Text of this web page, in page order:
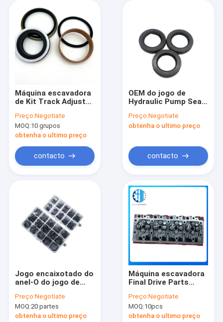
Casa
Produtos
Excursão da fábrica
Controle da qualidade
Notícia
Blog
Peça umas citações
Peças sobressalentes Komatsu
Máquina escavadora
de Kit Track Adjuster
selo do ajustador de
corrente de PC200-5
PC200-6
Preço:Negotiate
MOQ:10 grupos
obtenha o ultimo preço
contacto
OEM do jogo de
Hydraulic Pump Seal
escavadora do selo
do óleo AP2086
Preço:Negotiate
obtenha o ultimo preço
contacto
Jogo encaixotado do
anel-O do jogo de
NBR da borracha de
silicone do nitrilo
Preço:Negotiate
MOQ:20 partes
obtenha o ultimo preço
Máquina escavadora
Final Drive Parts
de cabeça de cilindro
do motor ISF3.8
Preço:Negotiate
MOQ:10pcs
obtenha o ultimo preço